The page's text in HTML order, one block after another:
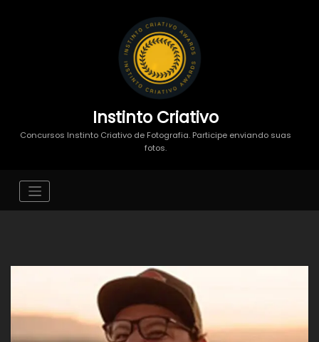
Instinto Criativo
Concursos Instinto Criativo de Fotografia. Participe enviando suas
fotos.